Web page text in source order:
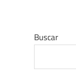
Buscar